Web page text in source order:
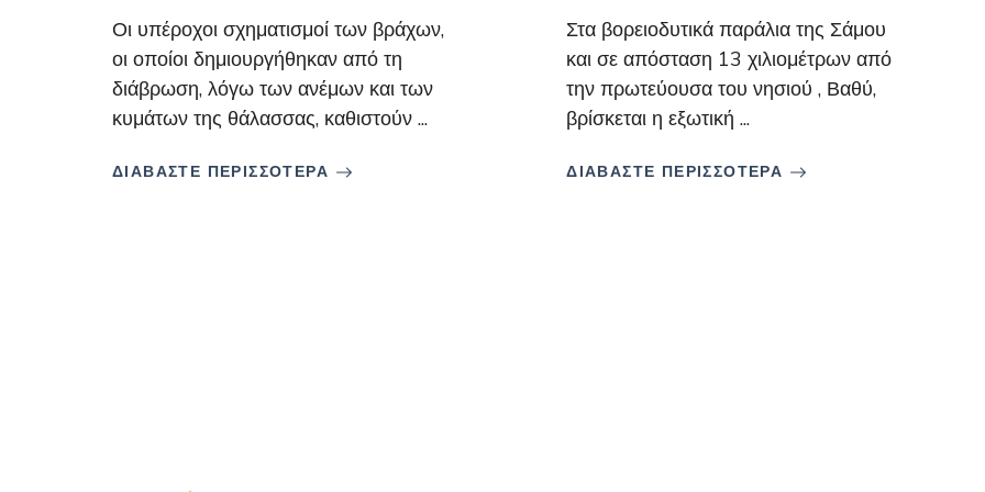
Οι υπέροχοι σχηματισμοί των βράχων,
οι οποίοι δημιουργήθηκαν από τη
διάβρωση, λόγω των ανέμων και των
κυμάτων της θάλασσας, καθιστούν ...
ΔΙΑΒΑΣΤΕ ΠΕΡΙΣΣΟΤΕΡΑ
Στα βορειοδυτικά παράλια της Σάμου
και σε απόσταση 13 χιλιομέτρων από
την πρωτεύουσα του νησιού , Βαθύ,
βρίσκεται η εξωτική ...
ΔΙΑΒΑΣΤΕ ΠΕΡΙΣΣΟΤΕΡΑ